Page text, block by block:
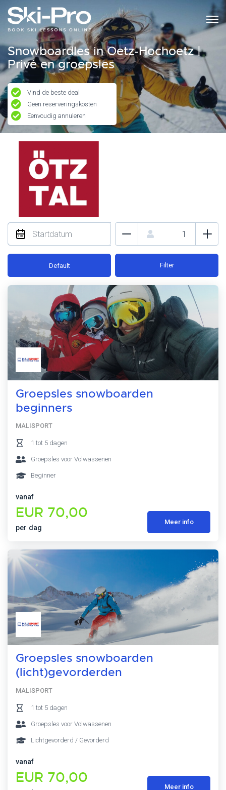
Snowboardles in Oetz-Hochoetz |
Privé en groepsles
Vind de beste deal
Geen reserveringskosten
Eenvoudig annuleren
Default Filter
Groepsles snowboarden
beginners
MALISPORT
1 tot 5 dagen
Groepsles voor Volwassenen
Beginner
vanaf
EUR 70,00
per dag
Meer info
Groepsles snowboarden
(licht)gevorderden
MALISPORT
1 tot 5 dagen
Groepsles voor Volwassenen
Lichtgevorderd / Gevorderd
vanaf
EUR 70,00
Meer info